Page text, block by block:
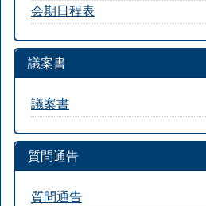
会期日程表
議案書
議案書
質問通告
質問通告